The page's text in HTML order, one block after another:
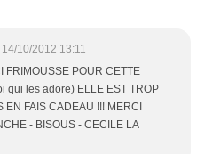
14/10/2012 13:11
FRIMOUSSE POUR CETTE
qui les adore) ELLE EST TROP
EN FAIS CADEAU !!! MERCI
- BISOUS - CECILE LA